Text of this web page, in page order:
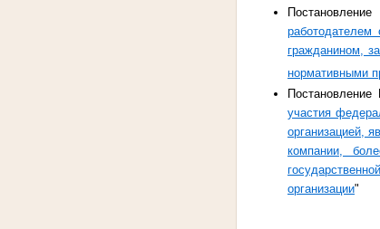
работодателем
гражданином,
нормативными
участия
организацией,
компании,
организации"